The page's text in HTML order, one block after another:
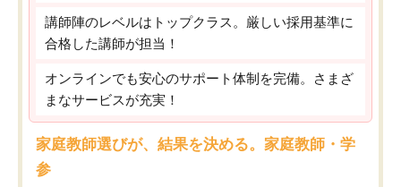
講師陣のレベルはトップクラス。厳しい採用基準に
合格した講師が担当！
オンラインでも安心のサポート体制を完備。さまざ
まなサービスが充実！
家庭教師選びが、結果を決める。家庭教師・学
参